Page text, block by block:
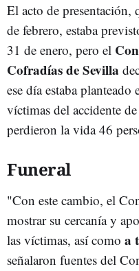
El acto de presentación,
de febrero, estaba
31 de enero, pero el
Cofradías de Sevilla
ese día estaba
víctimas del accidente
perdieron la vida 46
Funeral
"Con este cambio, el
mostrar su cercanía y
las víctimas, así como a
señalaron fuentes del